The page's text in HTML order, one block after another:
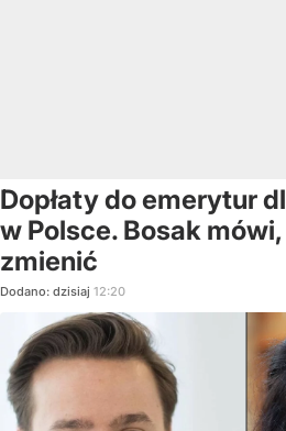
Dopłaty do emerytur
w Polsce. Bosak
zmienić
Dodano: dzisiaj 12:20